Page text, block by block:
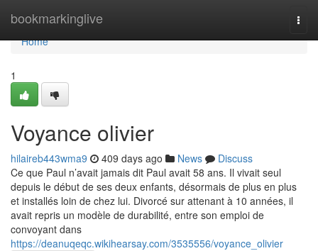
bookmarkinglive
Home
Home
1
Voyance olivier
hilaireb443wma9 409 days ago News
Discuss
Ce que Paul n’avait jamais dit Paul avait 58 ans. Il vivait seul
depuis le début de ses deux enfants, désormais de plus en plus
et installés loin de chez lui. Divorcé sur attenant à 10 années, il
avait repris un modèle de durabilité, entre son emploi de
convoyant dans
https://deanuqeqc.wikihearsay.com/3535556/voyance_olivier